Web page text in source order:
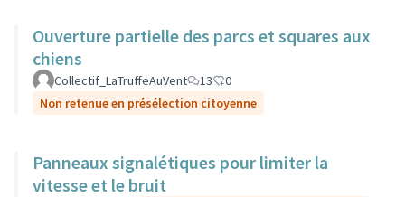
Ouverture partielle des parcs et squares aux
chiens
Collectif_LaTruffeAuVent 13
0
Non retenue en présélection citoyenne
Panneaux signalétiques pour limiter la
vitesse et le bruit